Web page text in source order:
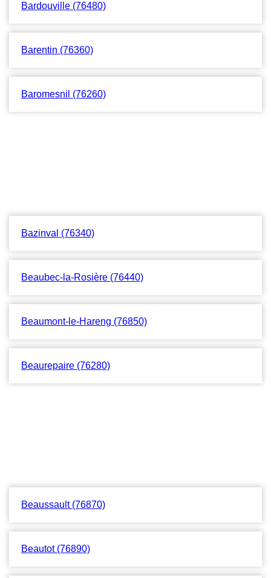
Bardouville (76480)
Barentin (76360)
Baromesnil (76260)
Bazinval (76340)
Beaubec-la-Rosière (76440)
Beaumont-le-Hareng (76850)
Beaurepaire (76280)
Beaussault (76870)
Beautot (76890)